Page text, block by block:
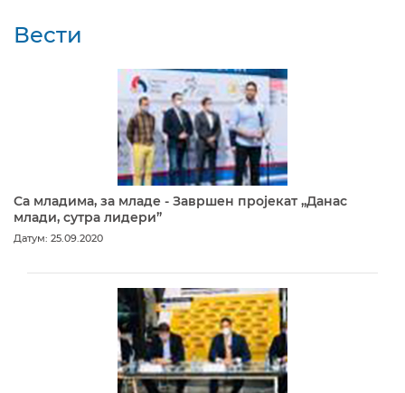
Вести
Са младима, за младе - Завршен пројекат „Данас
млади, сутра лидери”
Датум: 25.09.2020